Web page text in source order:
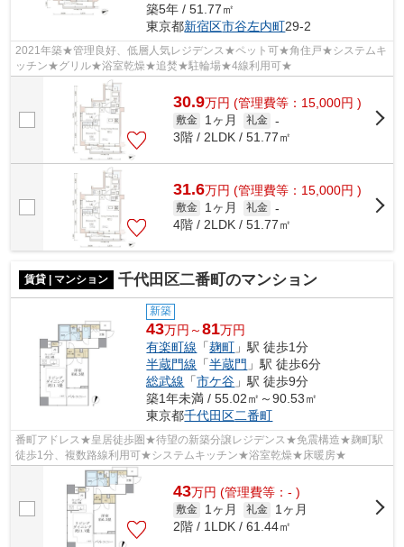
築5年 / 51.77㎡
東京都新宿区市谷左内町29-2
2021年築★管理良好、低層人気レジデンス★ペット可★角住戸★システムキ
ッチン★グリル★浴室乾燥★追焚★駐輪場★4線利用可★
30.9万円 (管理費等：15,000円 )
敷金 1ヶ月 礼金 -
3階 / 2LDK / 51.77㎡
31.6万円 (管理費等：15,000円 )
敷金 1ヶ月 礼金 -
4階 / 2LDK / 51.77㎡
賃貸 | マンション 千代田区二番町のマンション
新築
43万円～81万円
有楽町線 「麹町 」駅 徒歩1分
半蔵門線 「半蔵門 」駅 徒歩6分
総武線 「市ケ谷 」駅 徒歩9分
築1年未満 / 55.02㎡～90.53㎡
東京都千代田区二番町
番町アドレス★皇居徒歩圏★待望の新築分譲レジデンス★免震構造★麹町駅
徒歩1分、複数路線利用可★システムキッチン★浴室乾燥★床暖房★
43万円 (管理費等：- )
敷金 1ヶ月 礼金
1ヶ月
2階 / 1LDK / 61.44㎡